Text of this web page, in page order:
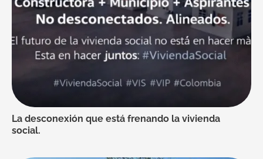
La desconexión que está frenando la vivienda
social.